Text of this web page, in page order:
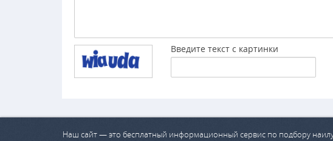
Введите текст с картинки
Наш сайт — это бесплатный информационный сервис по подбору